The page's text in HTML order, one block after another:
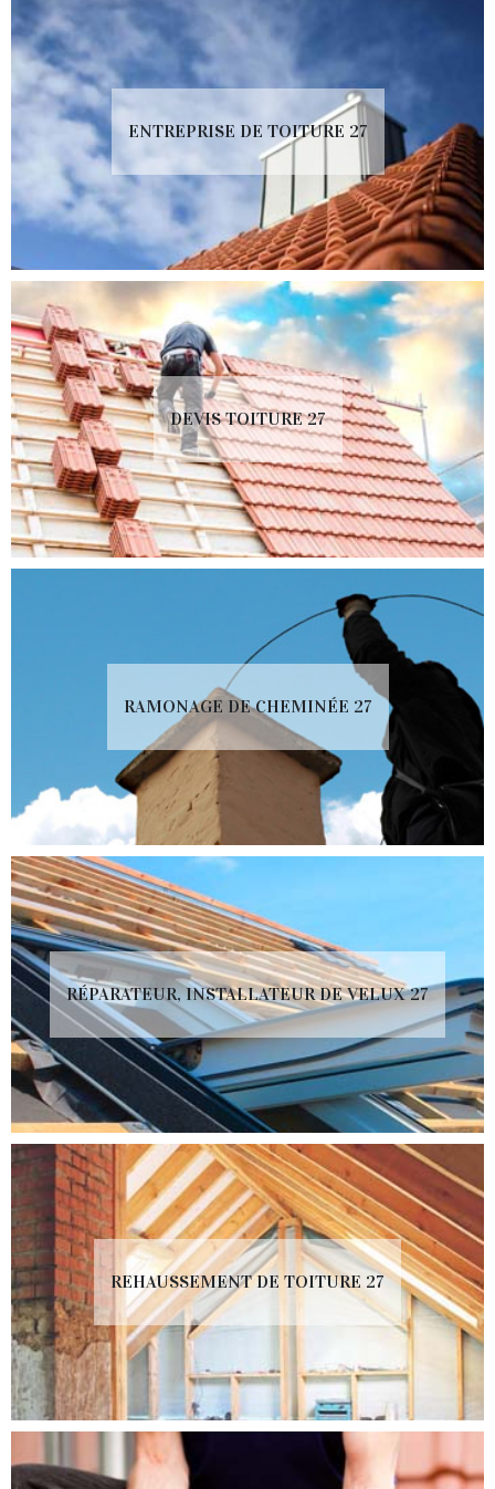
ENTREPRISE DE TOITURE 27
DEVIS TOITURE 27
RAMONAGE DE CHEMINÉE 27
RÉPARATEUR, INSTALLATEUR DE VELUX 27
REHAUSSEMENT DE TOITURE 27